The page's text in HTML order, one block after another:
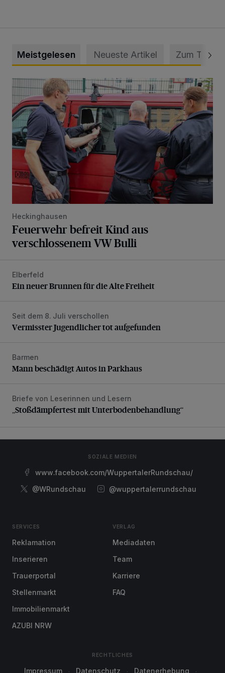
Meistgelesen Neueste Artikel Zum Thema
Feuerwehr befreit Kind aus verschlossenem VW Bulli
Heckinghausen
Feuerwehr befreit Kind aus
verschlossenem VW Bulli
Ein neuer Brunnen für die Alte Freiheit
Elberfeld
Ein neuer Brunnen für die Alte Freiheit
Vermisster Jugendlicher tot aufgefunden
Seit dem 8. Juli verschollen
Vermisster Jugendlicher tot aufgefunden
Mann beschädigt Autos in Parkhaus
Barmen
Mann beschädigt Autos in Parkhaus
„Stoßdämpfertest mit Unterbodenbehandlung“
Briefe von Leserinnen und Lesern
„Stoßdämpfertest mit Unterbodenbehandlung“
SOZIALE MEDIEN
www.facebook.com/WuppertalerRundschau/
@WRundschau
@wuppertalerrundschau
SERVICES
Reklamation
Inserieren
Trauerportal
Stellenmarkt
Immobilienmarkt
AZUBI NRW
VERLAG
Mediadaten
Team
Karriere
FAQ
RECHTLICHES
Impressum Datenschutz Datenerhebung